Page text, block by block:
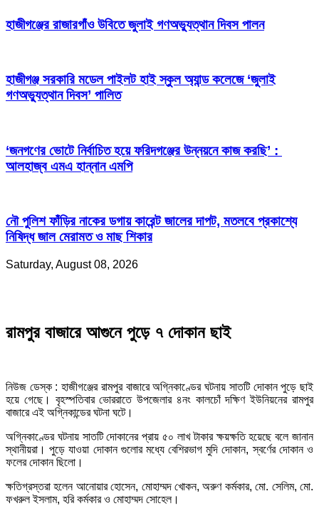
হাজীগঞ্জের রাজারগাঁও উবিতে জুলাই গণঅভ্যুত্থান দিবস পালন
হাজীগঞ্জ সরকারি মডেল পাইলট হাই স্কুল অ্যান্ড কলেজে ‘জুলাই
গণঅভ্যুত্থান দিবস’ পালিত
‘জনগণের ভোটে নির্বাচিত হয়ে ফরিদগঞ্জের উন্নয়নে কাজ করছি’ :
আলহাজ্ব এমএ হান্নান এমপি
নৌ পুলিশ ফাঁড়ির নাকের ডগায় কারেন্ট জালের দাপট, মতলবে প্রকাশ্যে
নিষিদ্ধ জাল মেরামত ও মাছ শিকার
Saturday, August 08, 2026
রামপুর বাজারে আগুনে পুড়ে ৭ দোকান ছাই
নিউজ ডেস্ক : হাজীগঞ্জের রামপুর বাজারে অগ্নিকাণ্ডের ঘটনায় সাতটি দোকান পুড়ে ছাই
হয়ে গেছে। বৃহস্পতিবার ভোররাতে উপজেলার ৪নং কালচোঁ দক্ষিণ ইউনিয়নের রামপুর
বাজারে এই অগ্নিকান্ডের ঘটনা ঘটে।
অগ্নিকাণ্ডের ঘটনায় সাতটি দোকানের প্রায় ৫০ লাখ টাকার ক্ষয়ক্ষতি হয়েছে বলে জানান
স্থানীয়রা। পুড়ে যাওয়া দোকান গুলোর মধ্যে বেশিরভাগ মুদি দোকান, স্বর্ণের দোকান ও
ফলের দোকান ছিলো।
ক্ষতিগ্রস্তরা হলেন আনোয়ার হোসেন, মোহাম্মদ খোকন, অরুণ কর্মকার, মো. সেলিম, মো.
ফখরুল ইসলাম, হরি কর্মকার ও মোহাম্মদ সোহেল।